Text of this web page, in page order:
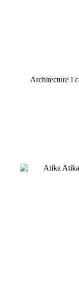
Architecture I